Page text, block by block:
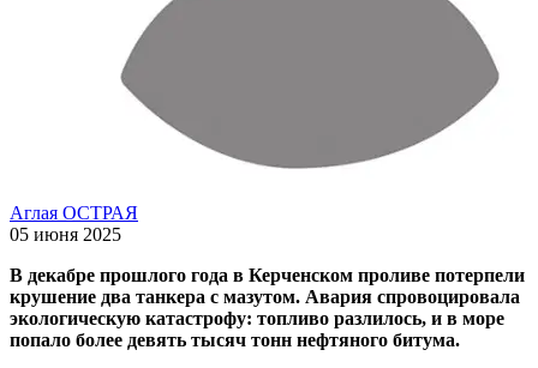
Аглая ОСТРАЯ
05 июня 2025
В декабре прошлого года в Керченском проливе потерпели
крушение два танкера с мазутом. Авария спровоцировала
экологическую катастрофу: топливо разлилось, и в море
попало более девять тысяч тонн нефтяного битума.